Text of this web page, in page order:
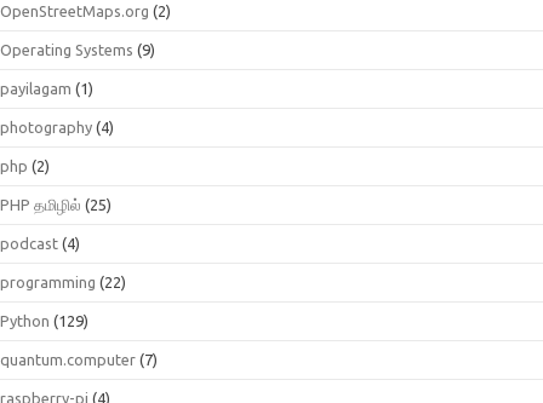
OpenStreetMaps.org (2)
Operating Systems (9)
payilagam (1)
photography (4)
php (2)
PHP தமிழில் (25)
podcast (4)
programming (22)
Python (129)
quantum.computer (7)
raspberry-pi (4)